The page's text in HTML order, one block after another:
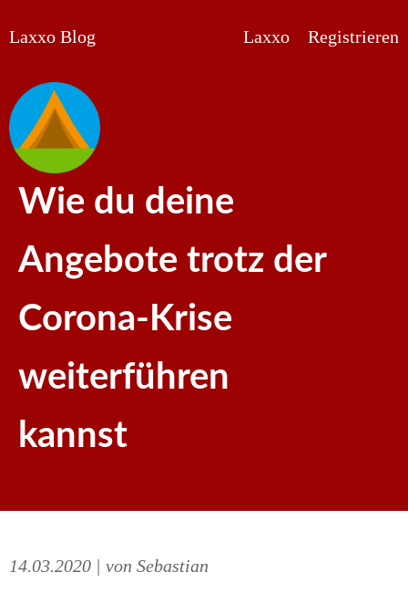
Laxxo Blog Laxxo Registrieren
Wie du deine
Angebote trotz der
Corona-Krise
weiterführen
kannst
14.03.2020 | von Sebastian